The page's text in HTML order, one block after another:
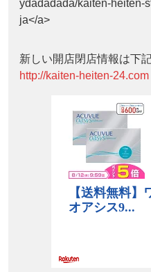
ydadadada/kaiten-heiten-
ja</a>
新しい開店閉店情報は下
http://kaiten-heiten-24.com